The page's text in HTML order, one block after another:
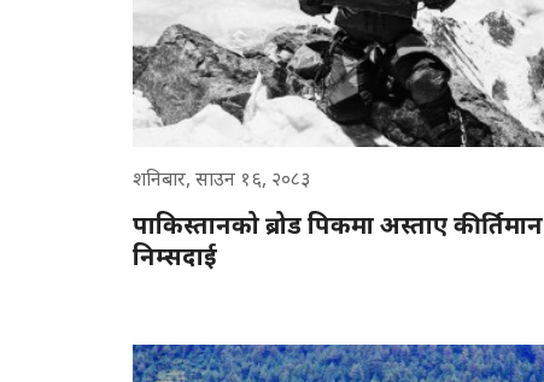
शनिबार, साउन १६, २०८३
पाकिस्तानको ब्रोड पिकमा अस्ताए कीर्तिमान
निम्सदाई